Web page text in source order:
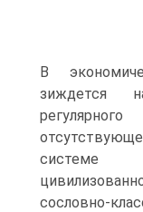
В
зиждется
системе
сословно-